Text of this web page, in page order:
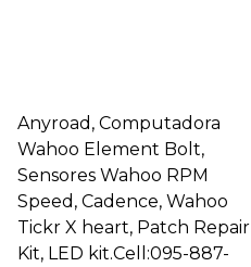
Anyroad, Computadora
Wahoo Element Bolt,
Sensores Wahoo RPM
Speed, Cadence, Wahoo
Tickr X heart, Patch Repair
Kit, LED kit.Cell:095-887-